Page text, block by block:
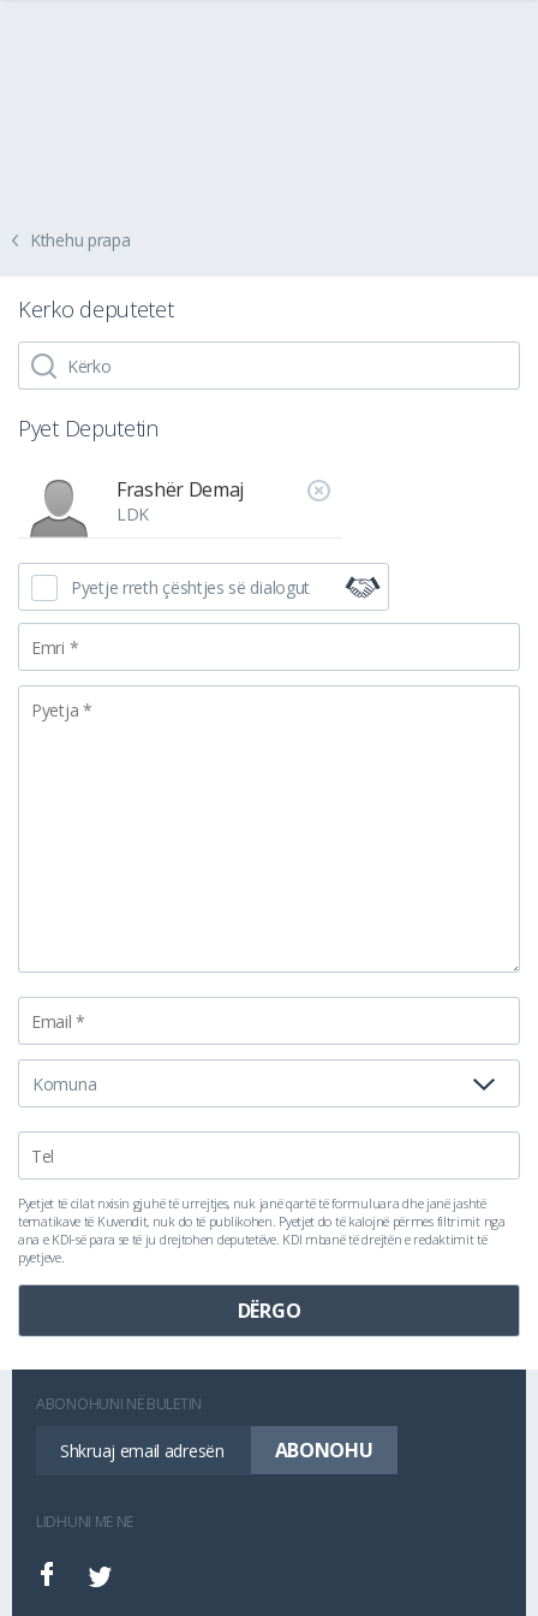
Kthehu prapa
Kerko deputetet
Pyet Deputetin
Frashër Demaj
LDK
Pyetje rreth çështjes së dialogut
Pyetjet të cilat nxisin gjuhë të urrejtjes, nuk janë qartë të formuluara dhe janë jashtë
tematikave të Kuvendit, nuk do të publikohen. Pyetjet do të kalojnë përmes filtrimit nga
ana e KDI-së para se të ju drejtohen deputetëve. KDI mbanë të drejtën e redaktimit të
pyetjeve.
ABONOHUNI NË BULETIN
LIDHUNI ME NE